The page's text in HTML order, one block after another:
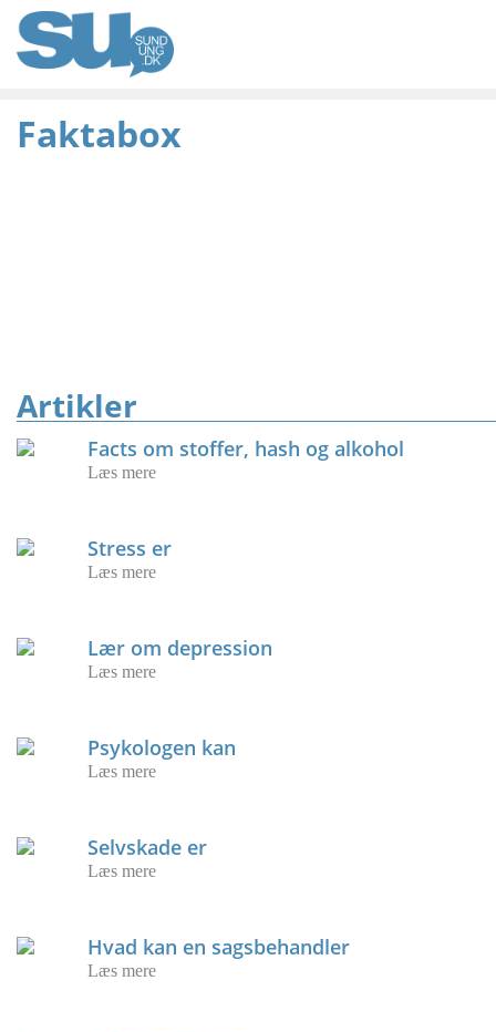
Faktabox
Artikler
Facts om stoffer, hash og alkohol
Læs mere
Stress er
Læs mere
Lær om depression
Læs mere
Psykologen kan
Læs mere
Selvskade er
Læs mere
Hvad kan en sagsbehandler
Læs mere